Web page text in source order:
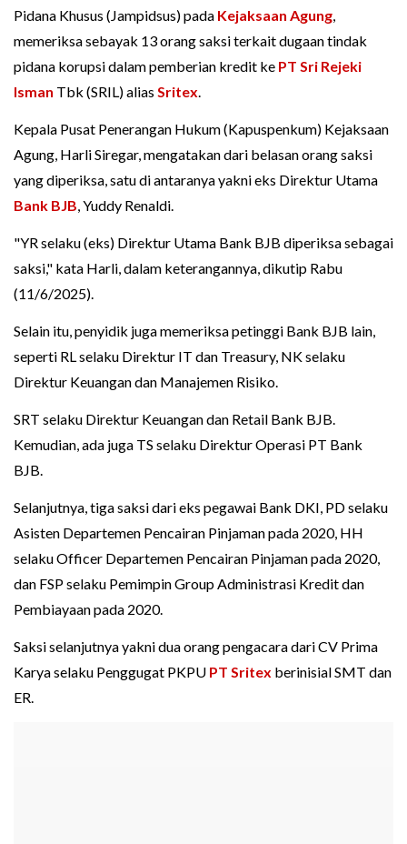
Pidana Khusus (Jampidsus) pada Kejaksaan Agung,
memeriksa sebayak 13 orang saksi terkait dugaan tindak
pidana korupsi dalam pemberian kredit ke PT Sri Rejeki
Isman Tbk (SRIL) alias Sritex.
Kepala Pusat Penerangan Hukum (Kapuspenkum) Kejaksaan
Agung, Harli Siregar, mengatakan dari belasan orang saksi
yang diperiksa, satu di antaranya yakni eks Direktur Utama
Bank BJB, Yuddy Renaldi.
"YR selaku (eks) Direktur Utama Bank BJB diperiksa sebagai
saksi," kata Harli, dalam keterangannya, dikutip Rabu
(11/6/2025).
Selain itu, penyidik juga memeriksa petinggi Bank BJB lain,
seperti RL selaku Direktur IT dan Treasury, NK selaku
Direktur Keuangan dan Manajemen Risiko.
SRT selaku Direktur Keuangan dan Retail Bank BJB.
Kemudian, ada juga TS selaku Direktur Operasi PT Bank
BJB.
Selanjutnya, tiga saksi dari eks pegawai Bank DKI, PD selaku
Asisten Departemen Pencairan Pinjaman pada 2020, HH
selaku Officer Departemen Pencairan Pinjaman pada 2020,
dan FSP selaku Pemimpin Group Administrasi Kredit dan
Pembiayaan pada 2020.
Saksi selanjutnya yakni dua orang pengacara dari CV Prima
Karya selaku Penggugat PKPU PT Sritex berinisial SMT dan
ER.